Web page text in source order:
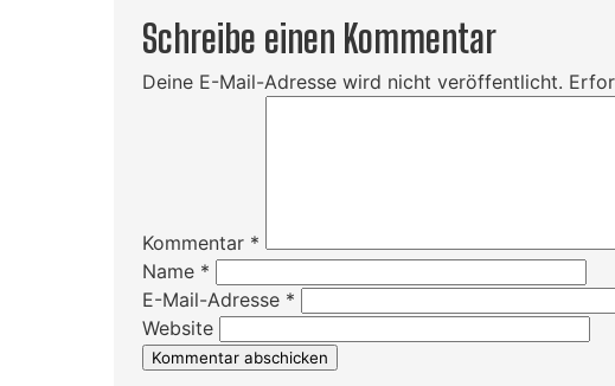
Schreibe einen Kommentar
Deine E-Mail-Adresse wird nicht veröffentlicht.
Kommentar *
Name *
E-Mail-Adresse *
Website